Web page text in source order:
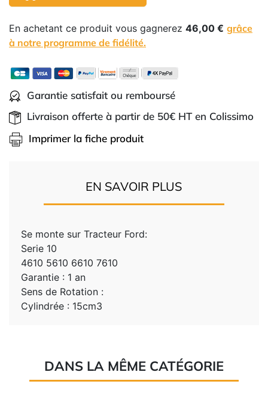
En achetant ce produit vous gagnerez 46,00 € grâce
à notre programme de fidélité.
Garantie satisfait ou remboursé
Livraison offerte à partir de 50€ HT en Colissimo
Imprimer la fiche produit
EN SAVOIR PLUS
Se monte sur Tracteur Ford:
Serie 10
4610 5610 6610 7610
Garantie : 1 an
Sens de Rotation :
Cylindrée : 15cm3
DANS LA MÊME CATÉGORIE